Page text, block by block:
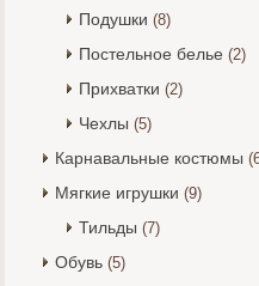
Подушки (8)
Постельное белье (2)
Прихватки (2)
Чехлы (5)
Карнавальные костюмы
Мягкие игрушки (9)
Тильды (7)
Обувь (5)